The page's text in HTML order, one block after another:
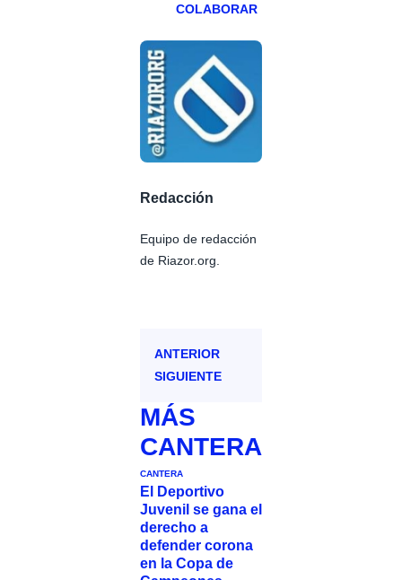
COLABORAR
Redacción
Equipo de redacción
de Riazor.org.
ANTERIOR
SIGUIENTE
MÁS
CANTERA
CANTERA
El Deportivo
Juvenil se gana el
derecho a
defender corona
en la Copa de